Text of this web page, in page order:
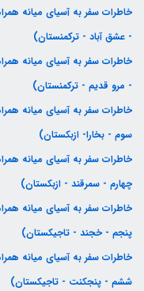
خاطرات سفر به آسیای میانه
- عشق آباد - ترکمنستان)
خاطرات سفر به آسیای میانه
- مرو قدیم - ترکمنستان)
خاطرات سفر به آسیای میانه
سوم - بخارا- ازبکستان)
خاطرات سفر به آسیای میانه
چهارم - سمرقند - ازبکستان)
خاطرات سفر به آسیای میانه
پنجم - خجند - تاجیکستان)
خاطرات سفر به آسیای میانه
ششم - پنجکنت - تاجیکستان)